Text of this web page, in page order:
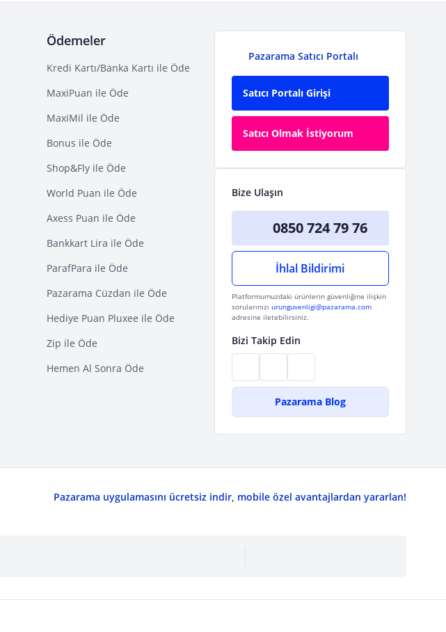
Ödemeler
Kredi Kartı/Banka Kartı ile Öde
MaxiPuan ile Öde
MaxiMil ile Öde
Bonus ile Öde
Shop&Fly ile Öde
World Puan ile Öde
Axess Puan ile Öde
Bankkart Lira ile Öde
ParafPara ile Öde
Pazarama Cüzdan ile Öde
Hediye Puan Pluxee ile Öde
Zip ile Öde
Hemen Al Sonra Öde
Pazarama Satıcı Portalı
Satıcı Portalı Girişi
Satıcı Olmak İstiyorum
Bize Ulaşın
0850 724 79 76
İhlal Bildirimi
Platformumuzdaki ürünlerin güvenliğine ilişkin
sorularınızı urunguvenligi@pazarama.com
adresine iletebilirsiniz.
Bizi Takip Edin
Pazarama Blog
Pazarama uygulamasını ücretsiz indir, mobile özel avantajlardan yararlan!